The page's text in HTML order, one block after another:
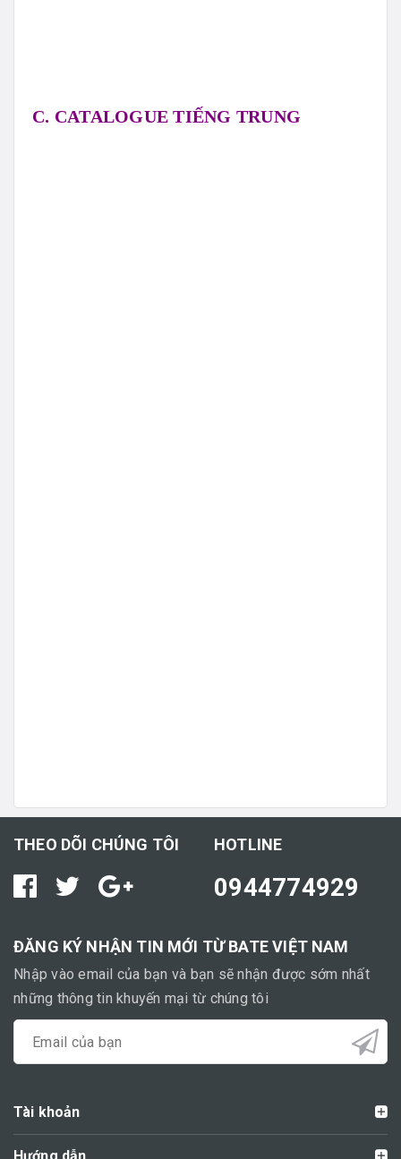
C. CATALOGUE TIẾNG TRUNG
THEO DÕI CHÚNG TÔI HOTLINE
0944774929
ĐĂNG KÝ NHẬN TIN MỚI TỪ BATE VIỆT NAM
Nhập vào email của bạn và bạn sẽ nhận được sớm nhất
những thông tin khuyến mại từ chúng tôi
Tài khoản